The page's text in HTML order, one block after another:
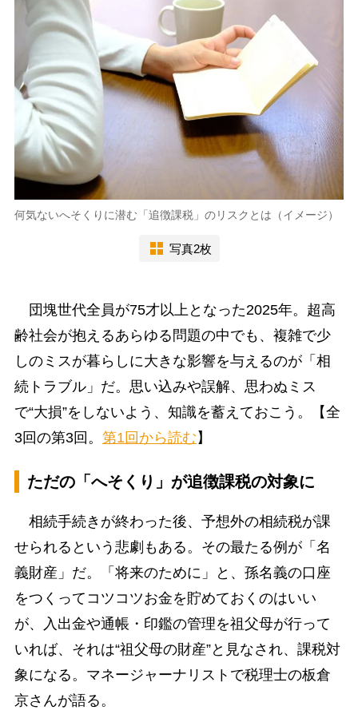
何気ないへそくりに潜む「追徴課税」のリスクとは（イメージ）
写真2枚
団塊世代全員が75才以上となった2025年。超高
齢社会が抱えるあらゆる問題の中でも、複雑で少
しのミスが暮らしに大きな影響を与えるのが「相
続トラブル」だ。思い込みや誤解、思わぬミス
で“大損”をしないよう、知識を蓄えておこう。【全
3回の第3回。 第1回から読む 】
ただの「へそくり」が追徴課税の対象に
相続手続きが終わった後、予想外の相続税が課
せられるという悲劇もある。その最たる例が「名
義財産」だ。「将来のために」と、孫名義の口座
をつくってコツコツお金を貯めておくのはいい
が、入出金や通帳・印鑑の管理を祖父母が行って
いれば、それは“祖父母の財産”と見なされ、課税対
象になる。マネージャーナリストで税理士の板倉
京さんが語る。